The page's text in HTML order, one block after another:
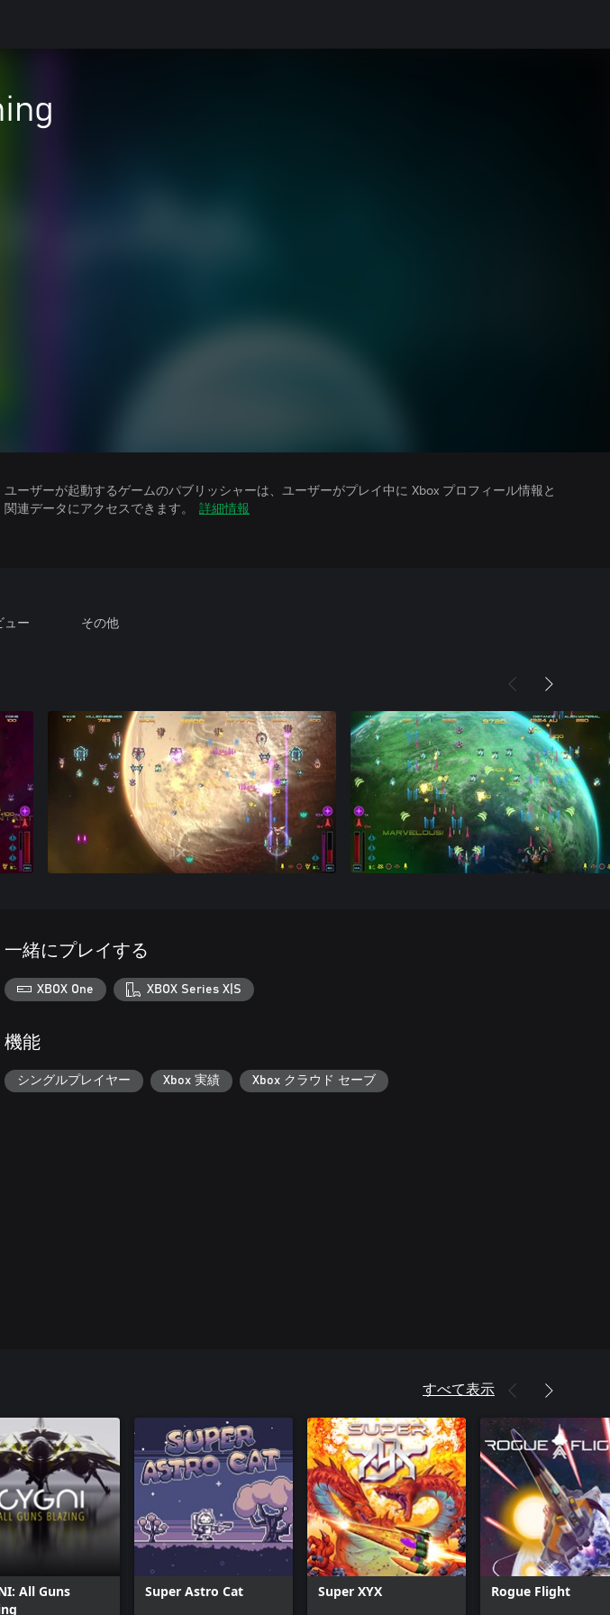
ユーザーが起動するゲームのパブリッシャーは、ユーザーがプレイ中に Xbox プロフィール情報と
関連データにアクセスできます。
詳細情報
ュー その他
一緒にプレイする
XBOX One XBOX Series X|S
機能
シングルプレイヤー Xbox 実績 Xbox クラウド セーブ
すべて表示
All Guns
Super Astro Cat Super XYX Rogue Flight